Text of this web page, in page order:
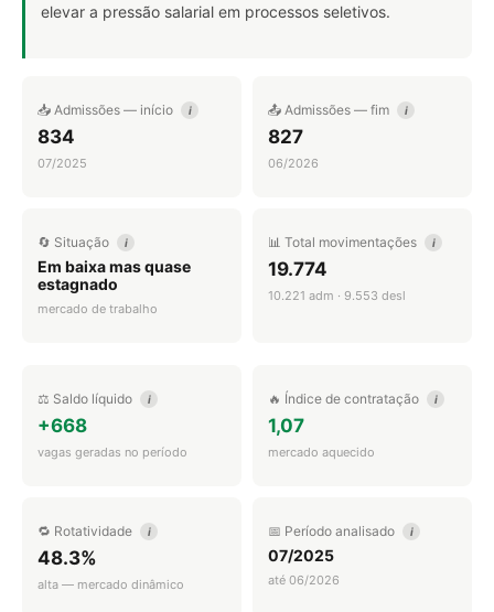
elevar a pressão salarial em processos seletivos.
📥 Admissões — início i
834
07/2025
📤 Admissões — fim i
827
06/2026
🔄 Situação i
Em baixa mas quase
estagnado
mercado de trabalho
📊 Total movimentações i
19.774
10.221 adm · 9.553 desl
⚖️ Saldo líquido i
+668
vagas geradas no período
🔥 Índice de contratação i
1,07
mercado aquecido
🔁 Rotatividade i
48.3%
alta — mercado dinâmico
📅 Período analisado i
07/2025
até 06/2026